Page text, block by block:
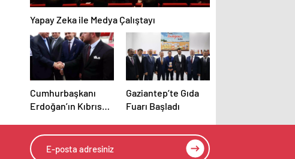
Yapay Zeka ile Medya Çalıştayı
Cumhurbaşkanı
Erdoğan’ın Kıbrıs
iş insanı da eşlik
etti
Gaziantep’te Gıda
Fuarı Başladı